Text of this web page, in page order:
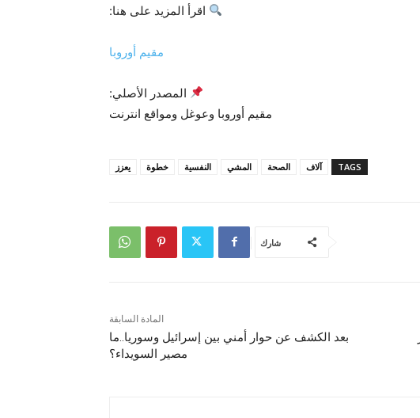
اقرأ المزيد على هنا:
مقيم أوروبا
المصدر الأصلي:
مقيم أوروبا وعوغل ومواقع انترنت
TAGS آلاف الصحة المشي النفسية خطوة يعزز
شارك
المادة السابقة
بعد الكشف عن حوار أمني بين إسرائيل وسوريا..ما
مصير السويداء؟